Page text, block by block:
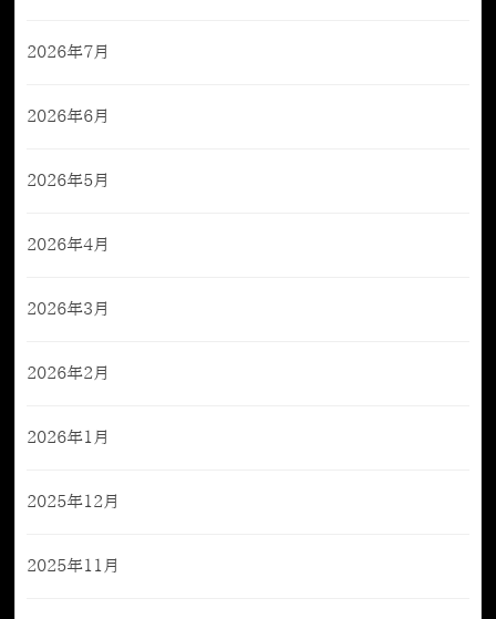
2026年7月
2026年6月
2026年5月
2026年4月
2026年3月
2026年2月
2026年1月
2025年12月
2025年11月